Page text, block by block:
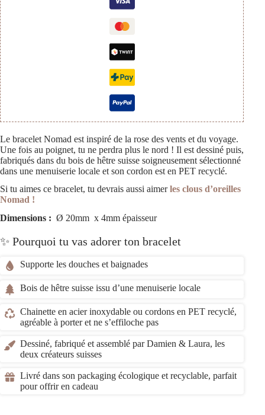
Le bracelet Nomad est inspiré de la rose des vents et du voyage.
Une fois au poignet, tu ne perdra plus le nord ! Il est dessiné puis,
fabriqués dans du bois de hêtre suisse soigneusement sélectionné
dans une menuiserie locale et son cordon est en PET recyclé.
Si tu aimes ce bracelet, tu devrais aussi aimerles clous d’oreilles
Nomad !
Dimensions : Ø 20mm x 4mm épaisseur
✨ Pourquoi tu vas adorer ton bracelet
Supporte les douches et baignades
Bois de hêtre suisse issu d’une menuiserie locale
Chainette en acier inoxydable ou cordons en PET recyclé,
agréable à porter et ne s’effiloche pas
Dessiné, fabriqué et assemblé par Damien & Laura, les
deux créateurs suisses
Livré dans son packaging écologique et recyclable, parfait
pour offrir en cadeau